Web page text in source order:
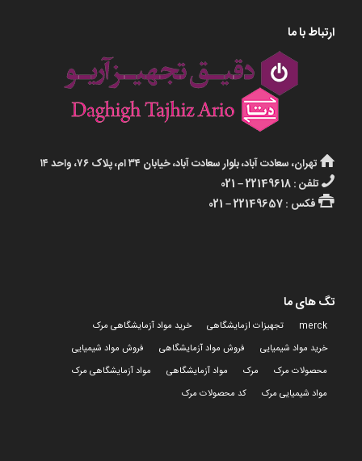
ارتباط با ما
تهران، سعادت آباد، بلوار سعادت آباد، خیابان ۳۴ ام، پلاک ۷۶، واحد ۱۴
تلفن : 22149618 – 021
فکس : 22149657 – 021
تگ های ما
merck تجهیزات ازمایشگاهی
خرید مواد آزمایشگاهی مرک
خرید مواد شیمیایی
فروش مواد آزمایشگاهی
فروش مواد شیمیایی
محصولات مرک
مرک مواد آزمایشگاهی
مواد آزمایشگاهی مرک
مواد شیمیایی مرک
کد محصولات مرک